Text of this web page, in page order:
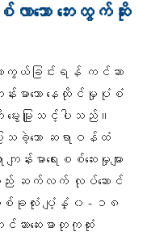
မ်ပြွှန် နဲ့/သို့မဟုတ်
ြားတစ်ရှုးသို့ ပျံ့နှံ့ပြီး
ကို ဥအိမ်တစ်
ဟုတ် နှစ်ခု
အပြင်ဘက်
ြင်မှာ တွေ့ရ
ဟုတ်
ောင့် (အပြင်ဘက်အဖုံး)
းသွားတယ် (ကွဲကြေပွင့်
မဟုတ်
မှာ စုဆောင်းရရှိတဲ့
ာ ကင်ဆာကို တွေ့တယ်
ာသော ဘေးထွက်ဆိုး
ကာကွယ်ခြင်းရန် ကင်ဆာ
ျန်းမာသော နေထိုင်မှုပုံစံ
မွေးမြူသင့်ပါသည်။
ခဲ့သော ဆရာဝန်ထံ
ာရေးစစ်ဆေးမှုများ
ည်း ဆက်လက် လုပ်ဆောင်
လုံး ပျံ့နှံ့ ၀ - ၁၈
ဆာဆေးဓာတုကုထုံး